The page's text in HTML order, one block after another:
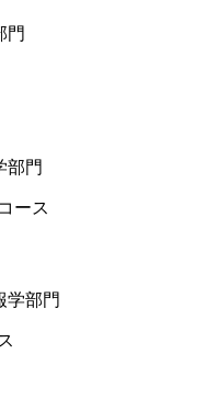
門
部門
ース
学部門